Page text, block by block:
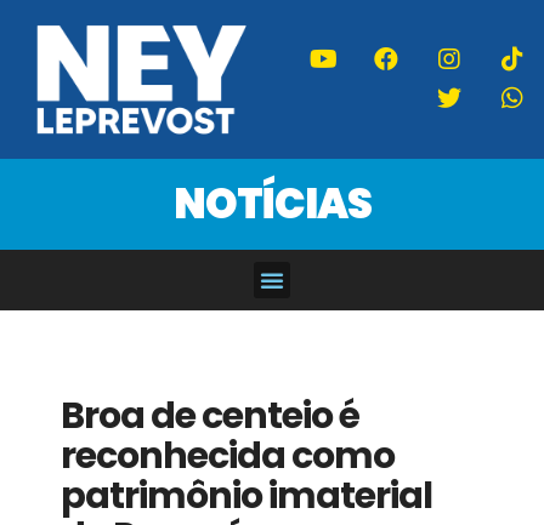
NOTÍCIAS
Broa de centeio é
reconhecida como
patrimônio imaterial